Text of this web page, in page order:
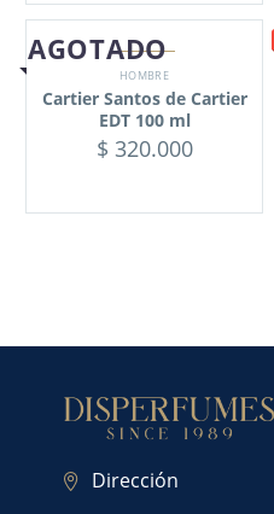
AGOTADO
HOMBRE
Cartier Santos de Cartier
EDT 100 ml
$ 320.000
Dirección